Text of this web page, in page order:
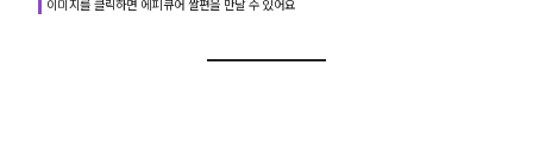
이미지를 클릭하면 에피큐어 쌀편을 만날 수 있어요